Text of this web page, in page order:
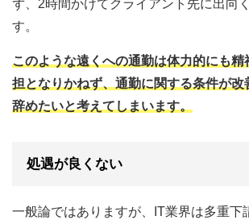
ず、2時間かけてクライアント先に出向
す。
このような遠くへの通勤は体力的にも精
担となりかねず、通勤に関する条件が改
辞めたいと考えてしまいます。
処遇が良くない
一般論ではありますが、IT業界は多重下